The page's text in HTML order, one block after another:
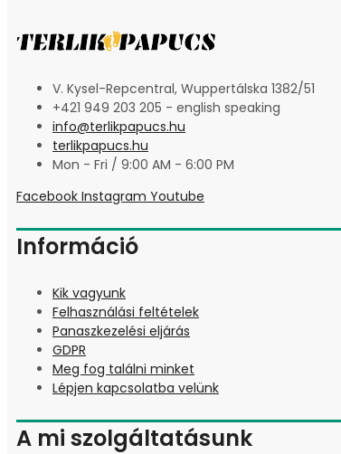
V. Kysel-Repcentral, Wuppertálska 1382/51
+421 949 203 205 - english speaking
info@terlikpapucs.hu
terlikpapucs.hu
Mon - Fri / 9:00 AM - 6:00 PM
Facebook Instagram Youtube
Információ
Kik vagyunk
Felhasználási feltételek
Panaszkezelési eljárás
GDPR
Meg fog találni minket
Lépjen kapcsolatba velünk
A mi szolgáltatásunk